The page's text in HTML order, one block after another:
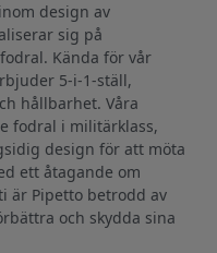
design av
sig på
Kända för vår
5-i-1-ställ,
hållbarhet. Våra
fodral i militärklass,
design för att möta
ett åtagande om
är Pipetto betrodd av
och skydda sina